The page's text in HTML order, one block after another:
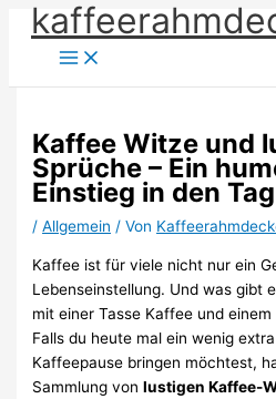
Zum
Inhalt
springen
Kaffee Witze und
Sprüche – Ein
Einstieg in den Tag
/Allgemein / Von
Kaffee ist für viele nicht nur ein
Lebenseinstellung. Und was gibt
mit einer Tasse Kaffee und
Falls du heute mal ein wenig
Kaffeepause bringen möchtest,
Sammlung vonlustigen Kaffee-